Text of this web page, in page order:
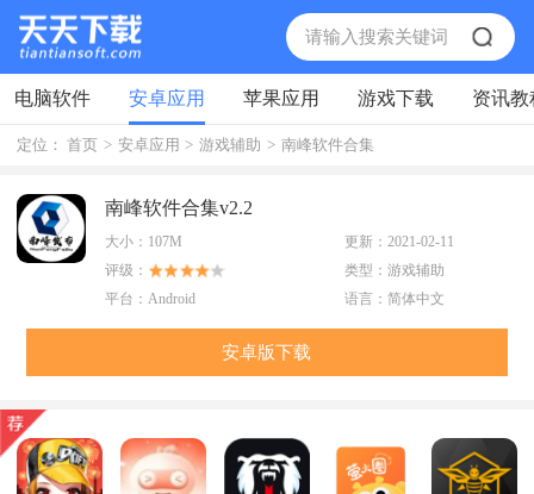
电脑软件 安卓应用 苹果应用 游戏下载 资讯教
定位： 首页 > 安卓应用 > 游戏辅助 > 南峰软件合集
南峰软件合集v2.2
大小： 107M 更新： 2021-02-11
评级：
类型： 游戏辅助
平台： Android 语言： 简体中文
安卓版下载